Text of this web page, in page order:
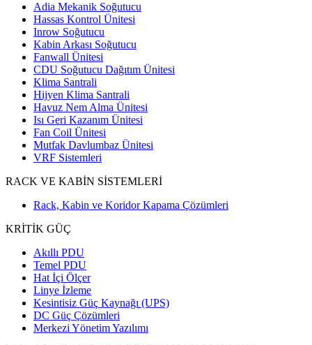
Adia Mekanik Soğutucu
Hassas Kontrol Ünitesi
Inrow Soğutucu
Kabin Arkası Soğutucu
Fanwall Ünitesi
CDU Soğutucu Dağıtım Ünitesi
Klima Santrali
Hijyen Klima Santrali
Havuz Nem Alma Ünitesi
Isı Geri Kazanım Ünitesi
Fan Coil Ünitesi
Mutfak Davlumbaz Ünitesi
VRF Sistemleri
RACK VE KABİN SİSTEMLERİ
Rack, Kabin ve Koridor Kapama Çözümleri
KRİTİK GÜÇ
Akıllı PDU
Temel PDU
Hat İçi Ölçer
Linye İzleme
Kesintisiz Güç Kaynağı (UPS)
DC Güç Çözümleri
Merkezi Yönetim Yazılımı